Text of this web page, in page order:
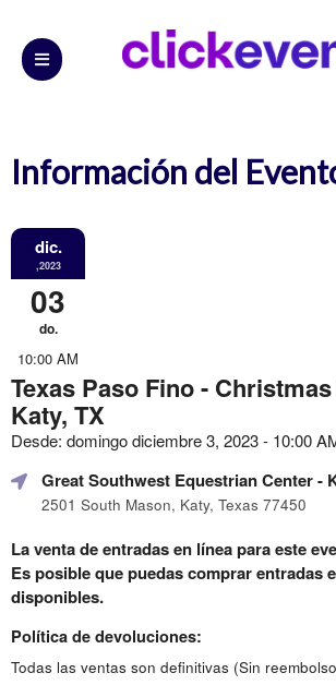
Información del
dic.
,2023
03
do.
10:00 AM
Texas Paso Fino -
Katy, TX
Desde: domingo diciembre 3, 2023 - 10:00
Great Southwest Equestrian Center-
2501 South Mason, Katy, Texas 77450
La venta de entradas en línea para este
Es posible que puedas comprar entradas
disponibles.
Política de devoluciones:
Todas las ventas son definitivas (Sin